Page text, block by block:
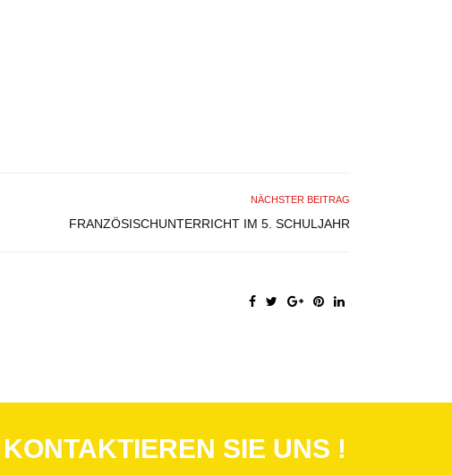
NÄCHSTER BEITRAG
FRANZÖSISCHUNTERRICHT IM 5. SCHULJAHR
KONTAKTIEREN SIE UNS !